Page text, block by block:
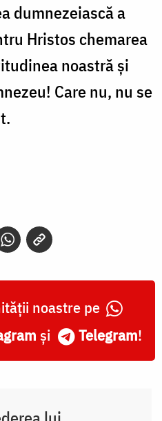
dumnezeiască a
Hristos chemarea
noastră și
Care nu, nu se
noastre pe
și Telegram!